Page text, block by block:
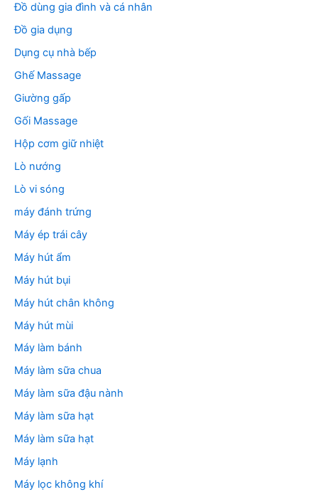
Đồ dùng gia đình và cá nhân
Đồ gia dụng
Dụng cụ nhà bếp
Ghế Massage
Giường gấp
Gối Massage
Hộp cơm giữ nhiệt
Lò nướng
Lò vi sóng
máy đánh trứng
Máy ép trái cây
Máy hút ẩm
Máy hút bụi
Máy hút chân không
Máy hút mùi
Máy làm bánh
Máy làm sữa chua
Máy làm sữa đậu nành
Máy làm sữa hạt
Máy làm sữa hạt
Máy lạnh
Máy lọc không khí